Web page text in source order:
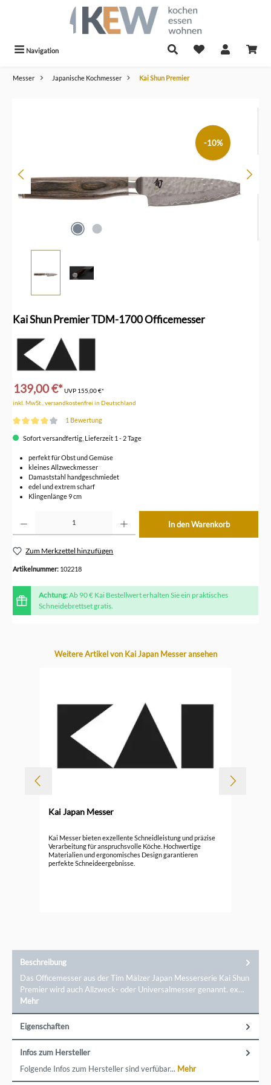
Navigation
Messer Japanische Kochmesser Kai Shun Premier
-10%
Kai Shun Premier TDM-1700 Officemesser
139,00 €*UVP 155,00 €*
inkl. MwSt., versandkostenfrei in Deutschland
1 Bewertung
Sofort versandfertig, Lieferzeit 1 - 2 Tage
perfekt für Obst und Gemüse
kleines Allzweckmesser
Damaststahl handgeschmiedet
edel und extrem scharf
Klingenlänge 9 cm
In den Warenkorb
Zum Merkzettel hinzufügen
Artikelnummer: 102218
Achtung:Ab 90 € Kai Bestellwert erhalten Sie ein praktisches
Schneidebrettset gratis.
Produktgalerie überspringen
Weitere Artikel von Kai Japan Messer ansehen
Kai Japan Messer
Kai Messer bieten exzellente Schneidleistung und präzise
Verarbeitung für anspruchsvolle Köche. Hochwertige
Materialien und ergonomisches Design garantieren
perfekte Schneideergebnisse.
Beschreibung
Das Officemesser aus der Tim Mälzer Japan Messerserie Kai Shun
Premier wird auch Allzweck- oder Universalmesser genannt. ex…
Mehr
Eigenschaften
Infos zum Hersteller
Folgende Infos zum Hersteller sind verfübar... Mehr